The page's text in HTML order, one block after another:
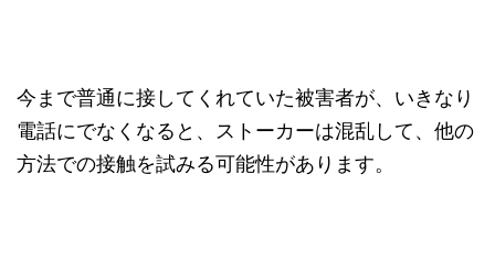
今まで普通に接してくれていた被害者が、いきなり
電話にでなくなると、ストーカーは混乱して、他の
方法での接触を試みる可能性があります。